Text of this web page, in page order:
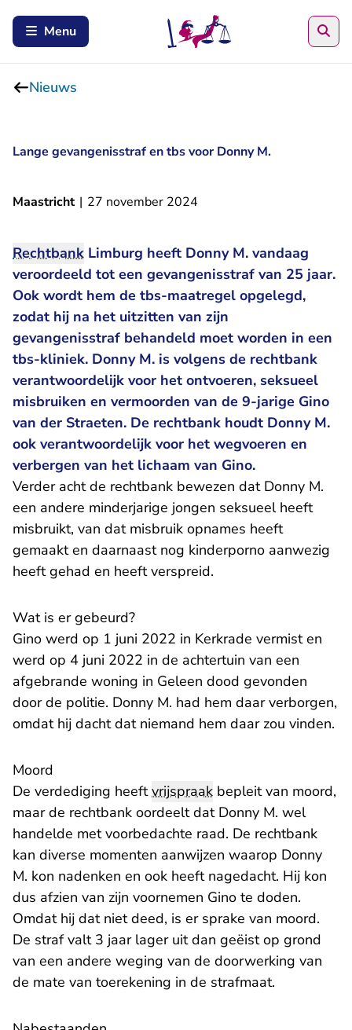
Menu
Nieuws
Lange gevangenisstraf en tbs voor Donny M.
Maastricht | 27 november 2024
Rechtbank Limburg heeft Donny M. vandaag
veroordeeld tot een gevangenisstraf van 25 jaar.
Ook wordt hem de tbs-maatregel opgelegd,
zodat hij na het uitzitten van zijn
gevangenisstraf behandeld moet worden in een
tbs-kliniek. Donny M. is volgens de rechtbank
verantwoordelijk voor het ontvoeren, seksueel
misbruiken en vermoorden van de 9-jarige Gino
van der Straeten. De rechtbank houdt Donny M.
ook verantwoordelijk voor het wegvoeren en
verbergen van het lichaam van Gino.
Verder acht de rechtbank bewezen dat Donny M.
een andere minderjarige jongen seksueel heeft
misbruikt, van dat misbruik opnames heeft
gemaakt en daarnaast nog kinderporno aanwezig
heeft gehad en heeft verspreid.
Wat is er gebeurd?
Gino werd op 1 juni 2022 in Kerkrade vermist en
werd op 4 juni 2022 in de achtertuin van een
afgebrande woning in Geleen dood gevonden
door de politie. Donny M. had hem daar verborgen,
omdat hij dacht dat niemand hem daar zou vinden.
Moord
De verdediging heeftvrijspraak bepleit van moord,
maar de rechtbank oordeelt dat Donny M. wel
handelde met voorbedachte raad. De rechtbank
kan diverse momenten aanwijzen waarop Donny
M. kon nadenken en ook heeft nagedacht. Hij kon
dus afzien van zijn voornemen Gino te doden.
Omdat hij dat niet deed, is er sprake van moord.
De straf valt 3 jaar lager uit dan geëist op grond
van een andere weging van de doorwerking van
de mate van toerekening in de strafmaat.